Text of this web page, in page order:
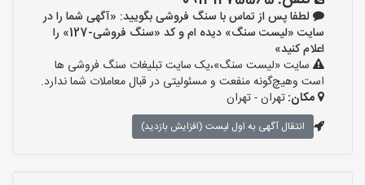
لطفا پس از تماس با سنگ فروشی بگویید: «آگهی شما را در
سایت «لیست سنگ» دیده ام و کد «سنگ فروشی-127» را
اعلام کنید»
سایت «لیست سنگ»،یک سایت تبلیغات سنگ فروشی ها
است وهیچ‌گونه منفعت و مسئولیتی در قبال معاملات شما ندارد.
مکان:تهران - تهران
انتقال آگهی به اول لیست (افزایش بازدید)